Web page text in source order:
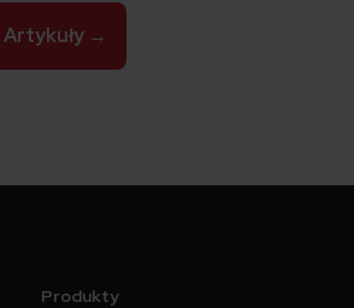
Artykuły →
Produkty